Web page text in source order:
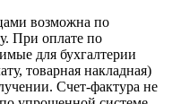
возможна по
При оплате по
для бухгалтерии
товарная накладная)
Счет-фактура не